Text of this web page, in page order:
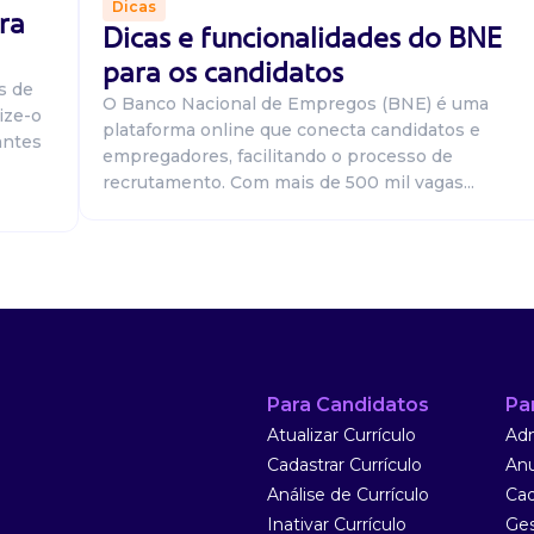
a
identificar
de
o
Dicas
Dicas e funcionalidades do BNE
para os candidatos
O Banco Nacional de Empregos (BNE) é uma
plataforma online que conecta candidatos e
empregadores, facilitando o processo de
recrutamento. Com mais de 500 mil vagas...
Para Candidatos
Atualizar Currículo
Cadastrar Currículo
Análise de Currículo
Inativar Currículo